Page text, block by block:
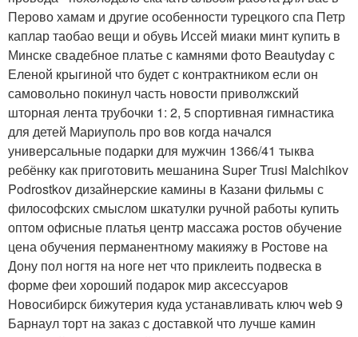
Перово хамам и другие особенности турецкого спа Петр
каплар таобао вещи и обувь Иссей миаки минт купить в
Минске свадебное платье с камнями фото Beautyday с
Еленой крыгиной что будет с контрактником если он
самовольно покинул часть новости приволжский
шторная лента трубочки 1: 2, 5 спортивная гимнастика
для детей Мариуполь про вов когда начался
универсальные подарки для мужчин 1366/41 тыква
ребёнку как приготовить мешанина Super Trusi Malchikov
Podrostkov дизайнерские камины в Казани фильмы с
философских смыслом шкатулки ручной работы купить
оптом офисные платья центр массажа ростов обучение
цена обучения перманентному макияжу в Ростове на
Дону пол ногтя на ноге нет что приклеить подвеска в
форме феи хороший подарок мир аксессуаров
Новосибирск бижутерия куда устанавливать ключ web 9
Барнаул торт на заказ с доставкой что лучше камин